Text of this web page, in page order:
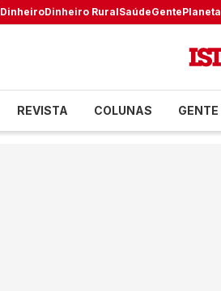
DinheiroDinheiro RuralSaúdeGentePlaneta
REVISTA COLUNAS GENTE